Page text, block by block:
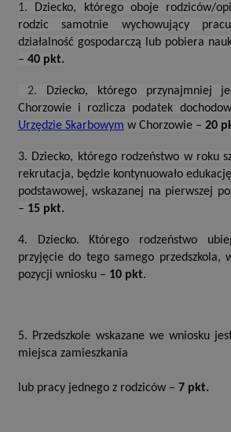
1.
Dziecko, którego oboje rodziców/
rodzic samotnie wychowujący
działalność gospodarczą lub pobiera
– 40 pkt.
2.
Dziecko, którego przynajmniej
Chorzowie i rozlicza podatek
Urzędzie Skarbowym w Chorzowie – 20
3. Dziecko, którego rodzeństwo w roku
rekrutacja, będzie kontynuowało
podstawowej, wskazanej na pierwszej
– 15 pkt.
4. Dziecko. Którego rodzeństwo
przyjęcie do tego samego przedszkola,
pozycji wniosku – 10 pkt.
5. Przedszkole wskazane we wniosku
miejsca zamieszkania
lub pracy jednego z rodziców – 7 pkt.